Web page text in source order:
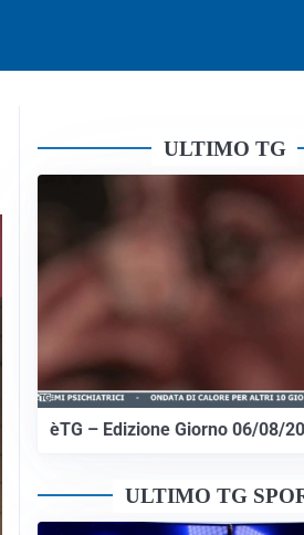
ULTIMO TG
èTG – Edizione Giorno 06/08/
ULTIMO TG